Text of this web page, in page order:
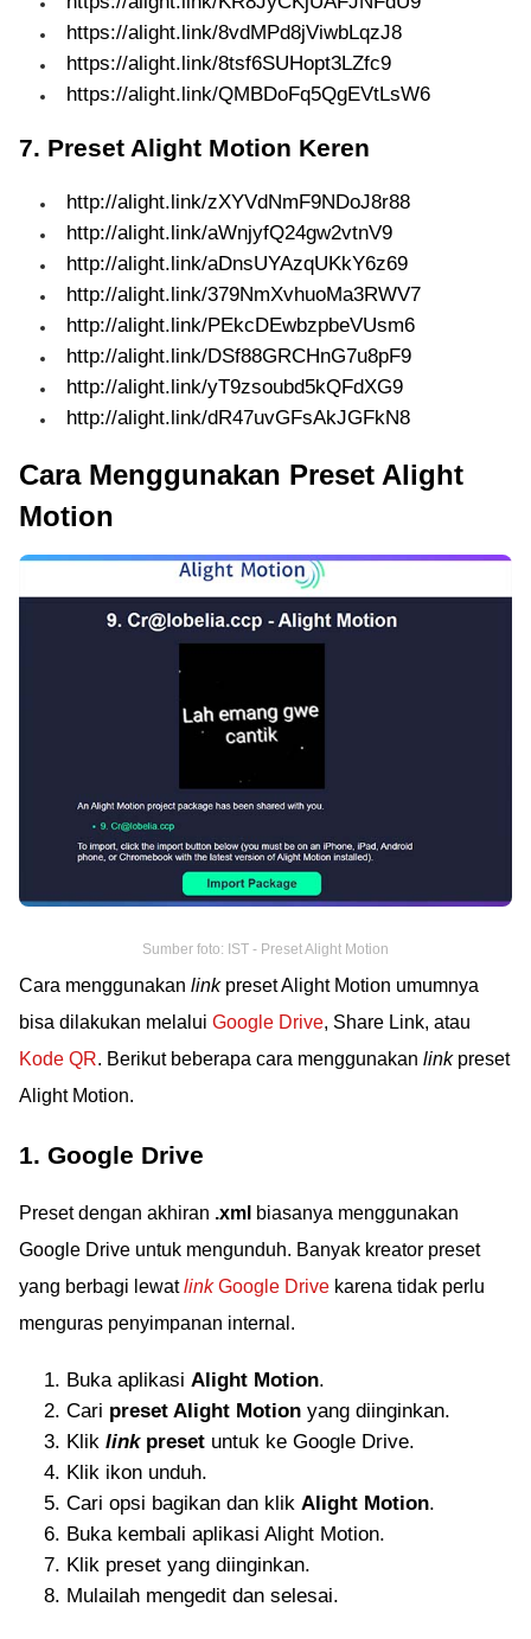
https://alight.link/8vdMPd8jViwbLqzJ8
https://alight.link/8tsf6SUHopt3LZfc9
https://alight.link/QMBDoFq5QgEVtLsW6
7. Preset Alight Motion Keren
http://alight.link/zXYVdNmF9NDoJ8r88
http://alight.link/aWnjyfQ24gw2vtnV9
http://alight.link/aDnsUYAzqUKkY6z69
http://alight.link/379NmXvhuoMa3RWV7
http://alight.link/PEkcDEwbzpbeVUsm6
http://alight.link/DSf88GRCHnG7u8pF9
http://alight.link/yT9zsoubd5kQFdXG9
http://alight.link/dR47uvGFsAkJGFkN8
Cara Menggunakan Preset Alight
Motion
Sumber foto: IST - Preset Alight Motion
Cara menggunakan linkpreset Alight Motion umumnya
bisa dilakukan melalui Google Drive, Share Link, atau
Kode QR. Berikut beberapa cara menggunakan linkpreset
Alight Motion.
1. Google Drive
Preset dengan akhiran .xml biasanya menggunakan
Google Drive untuk mengunduh. Banyak kreator preset
yang berbagi lewatlinkGoogle Drive karena tidak perlu
menguras penyimpanan internal.
Buka aplikasi Alight Motion.
Cari preset Alight Motion yang diinginkan.
Klik linkpreset untuk ke Google Drive.
Klik ikon unduh.
Cari opsi bagikan dan klik Alight Motion.
Buka kembali aplikasi Alight Motion.
Klik preset yang diinginkan.
Mulailah mengedit dan selesai.